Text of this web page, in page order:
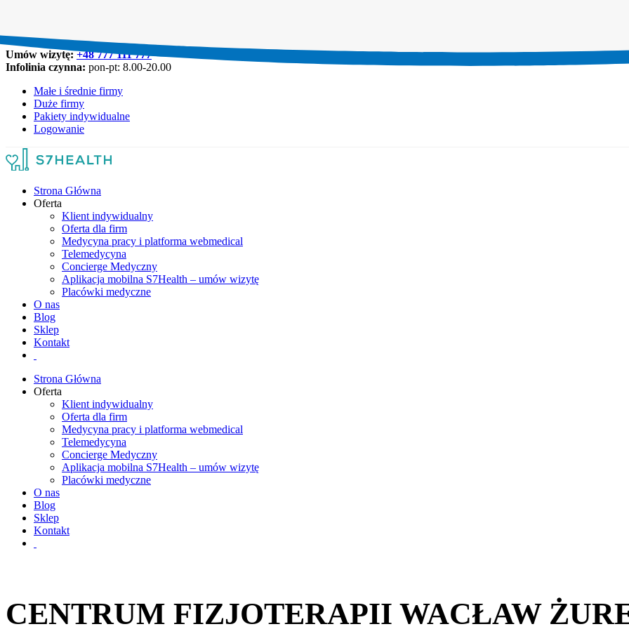
Umów wizytę:+48 777 111 777
Infolinia czynna: pon-pt: 8.00-20.00
Małe i średnie firmy
Duże firmy
Pakiety indywidualne
Logowanie
Strona Główna
Oferta
Klient indywidualny
Oferta dla firm
Medycyna pracy i platforma webmedical
Telemedycyna
Concierge Medyczny
Aplikacja mobilna S7Health – umów wizytę
Placówki medyczne
O nas
Blog
Sklep
Kontakt
Strona Główna
Oferta
Klient indywidualny
Oferta dla firm
Medycyna pracy i platforma webmedical
Telemedycyna
Concierge Medyczny
Aplikacja mobilna S7Health – umów wizytę
Placówki medyczne
O nas
Blog
Sklep
Kontakt
CENTRUM FIZJOTERAPII WACŁAW